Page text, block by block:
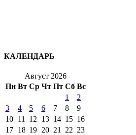
КАЛЕНДАРЬ
Август 2026
Пн Вт Ср Чт Пт Сб Вс
1
2
3
4 5 6 7 8
9
10 11 12 13 14 15 16
17 18 19 20 21 22 23